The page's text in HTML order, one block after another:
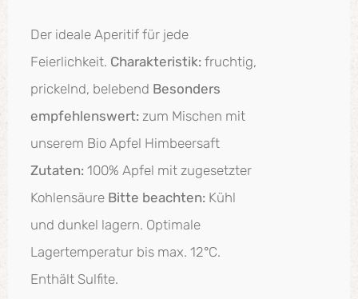
Der ideale Aperitif für jede
Feierlichkeit. Charakteristik: fruchtig,
prickelnd, belebend Besonders
empfehlenswert: zum Mischen mit
unserem Bio Apfel Himbeersaft
Zutaten: 100% Apfel mit zugesetzter
Kohlensäure Bitte beachten: Kühl
und dunkel lagern. Optimale
Lagertemperatur bis max. 12°C.
Enthält Sulfite.